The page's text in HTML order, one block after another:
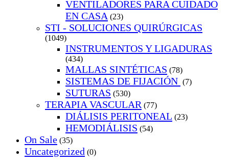
VENTILADORES PARA CUIDADO
EN CASA (23)
STI - SOLUCIONES QUIRÚRGICAS
(1049)
INSTRUMENTOS Y LIGADURAS
(434)
MALLAS SINTÉTICAS (78)
SISTEMAS DE FIJACIÓN (7)
SUTURAS (530)
TERAPIA VASCULAR (77)
DIÁLISIS PERITONEAL (23)
HEMODIÁLISIS (54)
On Sale (35)
Uncategorized (0)